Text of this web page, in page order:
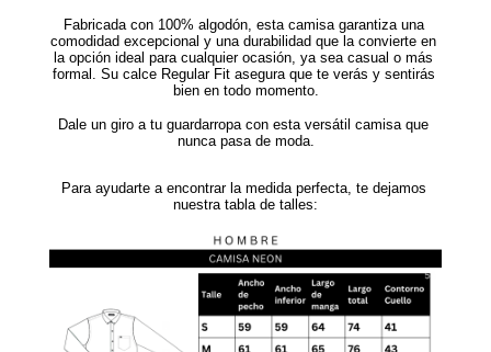
Fabricada con 100% algodón, esta camisa garantiza una
comodidad excepcional y una durabilidad que la convierte en
la opción ideal para cualquier ocasión, ya sea casual o más
formal. Su calce Regular Fit asegura que te verás y sentirás
bien en todo momento.
Dale un giro a tu guardarropa con esta versátil camisa que
nunca pasa de moda.
Para ayudarte a encontrar la medida perfecta, te dejamos
nuestra tabla de talles: